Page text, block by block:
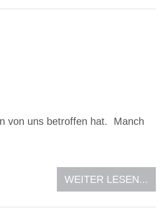
von uns betroffen hat. Manch
WEITER LESEN...